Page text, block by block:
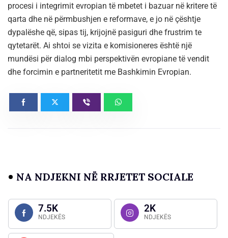
procesi i integrimit evropian të mbetet i bazuar në kritere të
qarta dhe në përmbushjen e reformave, e jo në çështje
dypalëshe që, sipas tij, krijojnë pasiguri dhe frustrim te
qytetarët. Ai shtoi se vizita e komisioneres është një
mundësi për dialog mbi perspektivën evropiane të vendit
dhe forcimin e partneritetit me Bashkimin Evropian.
NA NDJEKNI NË RRJETET SOCIALE
7.5K
NDJEKËS
2K
NDJEKËS